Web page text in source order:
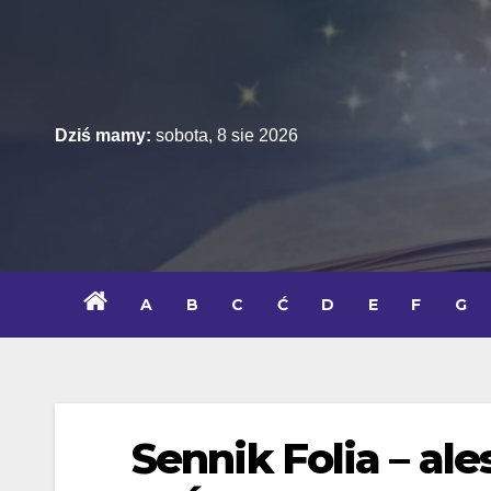
Dziś mamy: sobota, 8 sie 2026
A B C Ć D E F G
Sennik Folia –